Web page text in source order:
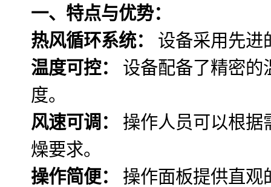
一、特点与优势：
热风循环系统：
设备采用先进
温度可控：
设备配备了精密的
度。
风速可调：
操作人员可以根据
燥要求。
操作简便：
操作面板提供直观